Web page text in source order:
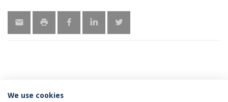
ÚLTIMAS NOTÍCIAS
We use cookies